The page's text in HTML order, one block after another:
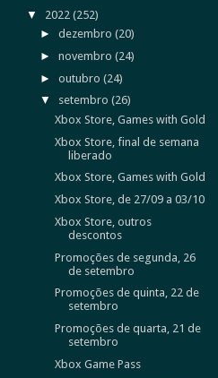
▼ 2022 (252)
►dezembro(20)
►novembro(24)
►outubro(24)
▼ setembro(26)
Xbox Store, Games with Gold
Xbox Store, final de semana
liberado
Xbox Store, Games with Gold
Xbox Store, de 27/09 a 03/10
Xbox Store, outros
descontos
Promoções de segunda, 26
de setembro
Promoções de quinta, 22 de
setembro
Promoções de quarta, 21 de
setembro
Xbox Game Pass